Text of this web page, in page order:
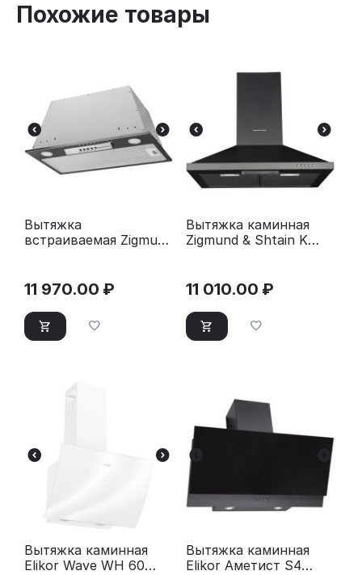
Похожие товары
Вытяжка
встраиваемая Zigmund
11 970.00 ₽
Вытяжка каминная
Zigmund & Shtain K
11 010.00 ₽
Вытяжка каминная
Elikor Wave WH 60
Вытяжка каминная
Elikor Аметист S4